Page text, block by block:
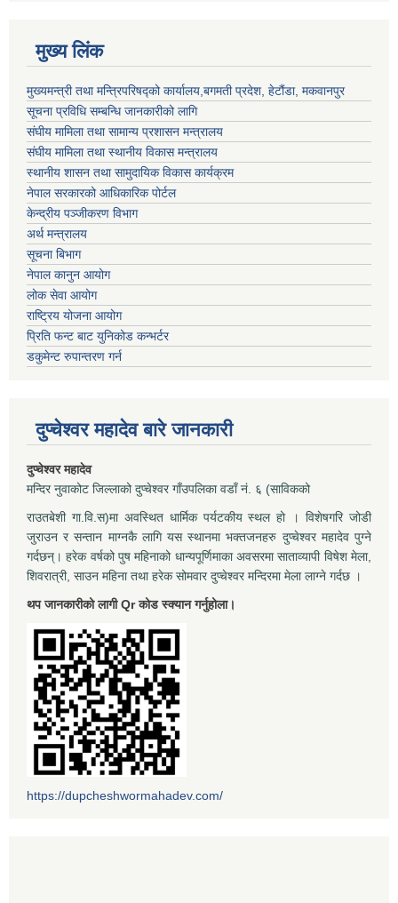
मुख्य लिंक
मुख्यमन्त्री तथा मन्त्रिपरिषद्को कार्यालय,बगमती प्रदेश, हेटौंडा, मकवानपुर
सूचना प्रविधि सम्बन्धि जानकारीको लागि
संघीय मामिला तथा सामान्य प्रशासन मन्त्रालय
संघीय मामिला तथा स्थानीय विकास मन्त्रालय
स्थानीय शासन तथा सामुदायिक विकास कार्यक्रम
नेपाल सरकारको आधिकारिक पोर्टल
केन्द्रीय पञ्जीकरण विभाग
अर्थ मन्त्रालय
सूचना बिभाग
नेपाल कानुन आयोग
लोक सेवा आयोग
राष्ट्रिय योजना आयोग
प्रिति फन्ट बाट युनिकोड कन्भर्टर
डकुमेन्ट रुपान्तरण गर्न
दुप्चेश्वर महादेव बारे जानकारी
दुप्चेश्वर महादेव
मन्दिर नुवाकोट जिल्लाको दुप्चेश्वर गाँउपलिका वडाँ नं. ६ (साविकको
राउतबेशी गा.वि.स)मा अवस्थित धार्मिक पर्यटकीय स्थल हो । विशेषगरि जोडी
जुराउन र सन्तान माग्नकै लागि यस स्थानमा भक्तजनहरु दुप्चेश्वर महादेव पुग्ने
गर्दछन्। हरेक वर्षको पुष महिनाको धान्यपूर्णिमाका अवसरमा साताव्यापी विषेश मेला,
शिवरात्री, साउन महिना तथा हरेक सोमवार दुप्चेश्वर मन्दिरमा मेला लाग्ने गर्दछ ।
थप जानकारीको लागी Qr कोड स्क्यान गर्नुहोला।
https://dupcheshwormahadev.com/